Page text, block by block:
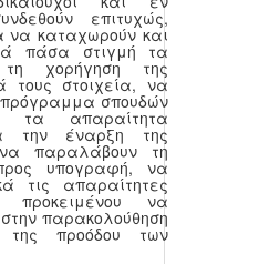
επιτυχώς,
να καταχωρούν και
πάσα στιγμή τα
χορήγηση της
τους στοιχεία, να
σπουδών
τα απαραίτητα
την έναρξη της
παραλάβουν τη
υπογραφή, να
τις απαραίτητες
προκειμένου να
παρακολούθηση
προόδου των